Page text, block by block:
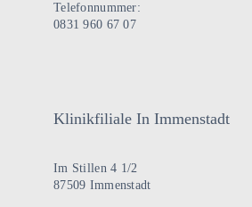
Telefonnummer:
0831 960 67 07
Klinikfiliale In Immenstadt
Im Stillen 4 1/2
87509 Immenstadt